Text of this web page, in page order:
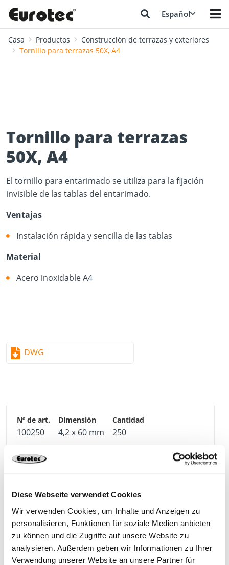
Diese Webseite verwendet Cookies
Wir verwenden Cookies, um Inhalte und Anzeigen zu
personalisieren, Funktionen für soziale Medien anbieten
zu können und die Zugriffe auf unsere Website zu
analysieren. Außerdem geben wir Informationen zu Ihrer
Verwendung unserer Website an unsere Partner für
Español
Casa Productos
Construcción de terrazas y exteriores
Tornillo para terrazas 50X, A4
Tornillo para terrazas
50X, A4
El tornillo para entarimado se utiliza para la fijación
invisible de las tablas del entarimado.
Ventajas
Instalación rápida y sencilla de las tablas
Material
Acero inoxidable A4
DWG
100250 4,2 x 60 mm 250
Productos adecuados